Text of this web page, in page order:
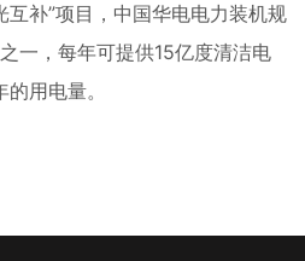
补”项目，中国华电电力装机规
，每年可提供15亿度清洁电
电量。